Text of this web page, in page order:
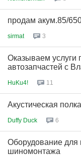
продам акум.85/
sirmat 3
Оказываем услуги
автозапчастей c
HuKu4! 11
Акустическая
Duffy Duck 6
Оборудование для
шиномонтажа